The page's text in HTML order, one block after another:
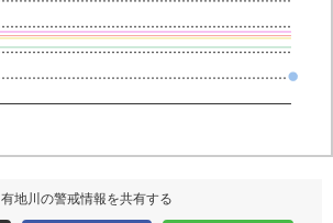
有地川の警戒情報を共有する